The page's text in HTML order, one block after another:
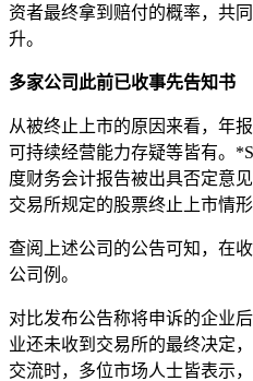
资者最终拿到赔付的概率，共
升。
多家公司此前已收事先告知书
从被终止上市的原因来看，年
可持续经营能力存疑等皆有。
度财务会计报告被出具否定意
交易所规定的股票终止上市情形
查阅上述公司的公告可知，在
公司例。
对比发布公告称将申诉的企业
业还未收到交易所的最终决定
交流时，多位市场人士皆表示